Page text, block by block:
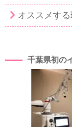
オススメす
千葉県初の